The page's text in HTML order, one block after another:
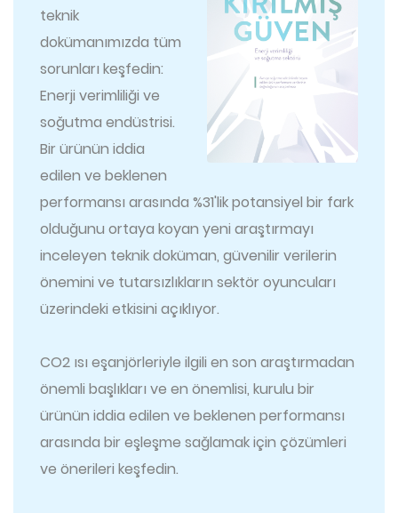
teknik
dokümanımızda tüm
sorunları keşfedin:
Enerji verimliliği ve
soğutma endüstrisi.
Bir ürünün iddia
edilen ve beklenen
performansı arasında %31'lik potansiyel bir fark
olduğunu ortaya koyan yeni araştırmayı
inceleyen teknik doküman, güvenilir verilerin
önemini ve tutarsızlıkların sektör oyuncuları
üzerindeki etkisini açıklıyor.
CO2 ısı eşanjörleriyle ilgili en son araştırmadan
önemli başlıkları ve en önemlisi, kurulu bir
ürünün iddia edilen ve beklenen performansı
arasında bir eşleşme sağlamak için çözümleri
ve önerileri keşfedin.